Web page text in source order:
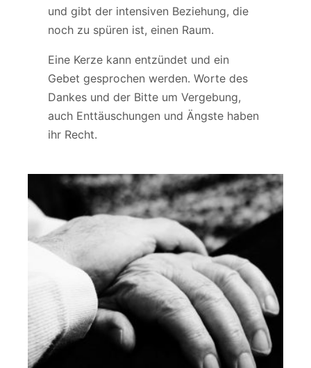
und gibt der intensiven Beziehung, die
noch zu spüren ist, einen Raum.
Eine Kerze kann entzündet und ein
Gebet gesprochen werden. Worte des
Dankes und der Bitte um Vergebung,
auch Enttäuschungen und Ängste haben
ihr Recht.